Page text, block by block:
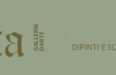
GALLERIAD'ARTE DIPINTI E